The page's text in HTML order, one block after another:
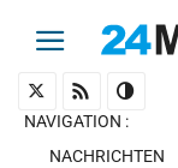
NAVIGATION :
NACHRICHTEN